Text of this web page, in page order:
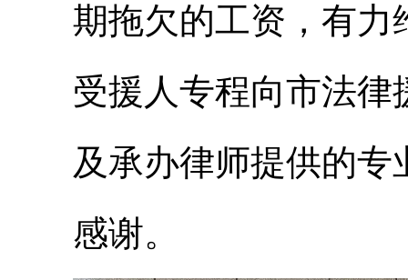
期拖欠的工资，有力
受援人专程向市法
及承办律师提供的
感谢。